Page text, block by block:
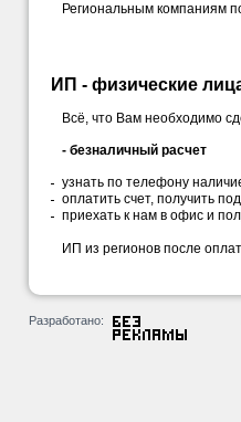
Региональным компаниям
ИП - физические
Всё, что Вам необходимо
- безналичный расчет
узнать по телефону
оплатить счет, получить
приехать к нам в офис и
ИП из регионов после
Разработано: